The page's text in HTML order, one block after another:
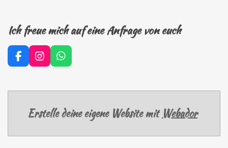
Ich freue mich auf eine Anfrage von euch
F
a
e
I
n
t
g
r
m
W
h
t
A
p
Erstelle deine eigene Website mit Webador